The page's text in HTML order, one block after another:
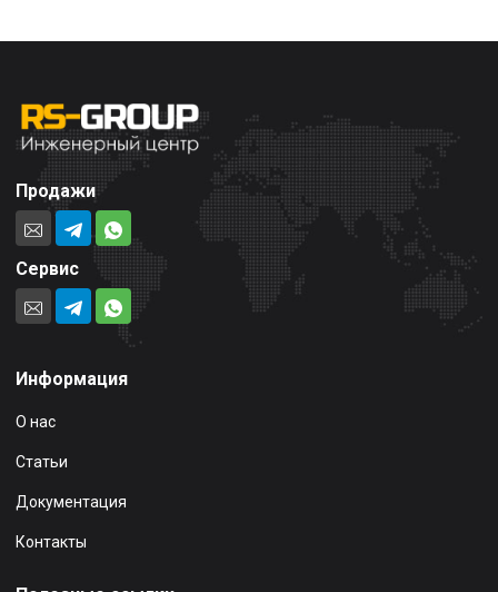
Продажи
Сервис
Информация
О нас
Статьи
Документация
Контакты